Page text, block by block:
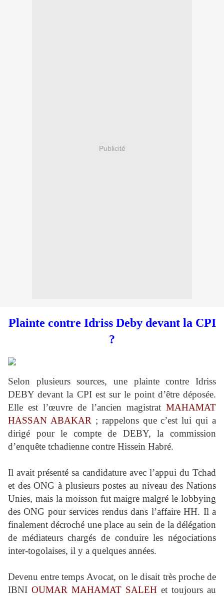
Publicité
Plainte contre Idriss Deby devant la CPI
?
Selon plusieurs sources, une plainte contre Idriss
DEBY devant la CPI est sur le point d’être déposée.
Elle est l’œuvre de l’ancien magistrat MAHAMAT
HASSAN ABAKAR ; rappelons que c’est lui qui a
dirigé pour le compte de DEBY, la commission
d’enquête tchadienne contre Hissein Habré.
Il avait présenté sa candidature avec l’appui du Tchad
et des ONG à plusieurs postes au niveau des Nations
Unies, mais la moisson fut maigre malgré le lobbying
des ONG pour services rendus dans l’affaire HH. Il a
finalement décroché une place au sein de la délégation
de médiateurs chargés de conduire les négociations
inter-togolaises, il y a quelques années.
Devenu entre temps Avocat, on le disait très proche de
IBNI OUMAR MAHAMAT SALEH et toujours au